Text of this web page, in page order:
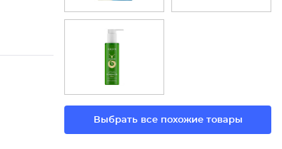
Выбрать все похожие товары